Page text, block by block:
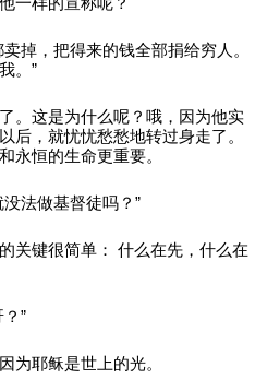
掉，把得来的钱全部捐给穷人。
。”
。这是为什么呢？哦，因为他实
后，就忧忧愁愁地转过身走了。
永恒的生命更重要。
没法做基督徒吗？”
关键很简单： 什么在先，什么在
”
为耶稣是世上的光。